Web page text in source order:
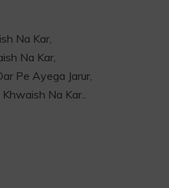
Na Kar,
Na Kar,
Pe Ayega Jarur,
Na Kar..